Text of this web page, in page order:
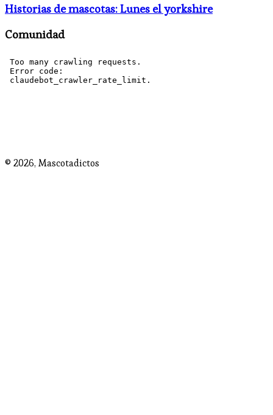
Historias de mascotas: Lunes el yorkshire
Comunidad
© 2026, Mascotadictos